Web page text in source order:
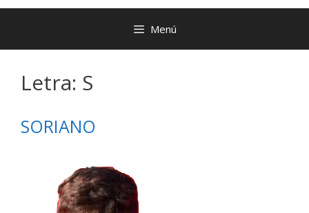
Menú
Letra: S
SORIANO